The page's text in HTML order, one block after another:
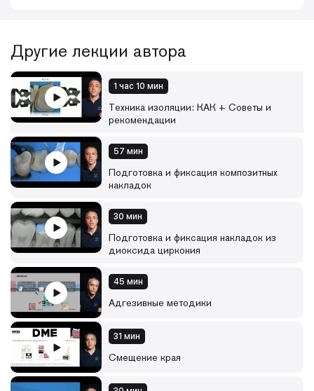
применение адгезивных клинических технологий и
протоколов.
Мы начнем с руководства по оптимальному использованию
раббердама, а затем перейдем к анализу использования
циркониевых и композитных накладок, смещению края
реставрации, фиксации фрагментов зубов, выбору и
использованию матриц на фронтальных и жевательных
зубах.
Цель - предоставить слушателю руководство по лучшим
практикам прямой и непрямой реставрации, чтобы
гарантировать максимальную степень предсказуемости и
Темы и идеи, рассматриваемые в курсе, словами авторов:
• знаете ли вы, что 3-4 инструмента – это все, что вам
нужно для успешного проведения всего комплекса
• можете ли вы выбрать правильный тип матрицы?
• хотите ли вы отточить использование моделирующих
инструментов или техник, основанных на использовании
адгезивов?
• хотите узнать, как легко контролировать глубину
препарирования?
• или как изготовить композитную вкладку, накладку из
диоксида циркония, провести реставрацию по 2 классу
или как обратно зафиксировать фрагмент зуба?
Другие лекции автора
1 час 10 мин
Техника изоляции: КАК + Советы и
рекомендации
57 мин
Подготовка и фиксация композитных
накладок
30 мин
Подготовка и фиксация накладок из
диоксида циркония
45 мин
Адгезивные методики
31 мин
Смещение края